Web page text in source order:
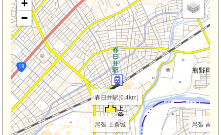
春日井駅(0.4km)
尾張 上条城 尾張 吉根
+
−